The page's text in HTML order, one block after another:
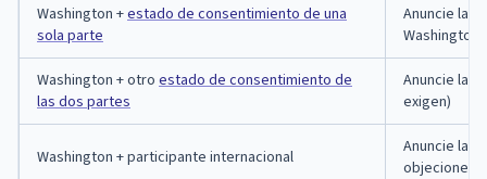
Washington +estado de consentimiento de una
sola parte
Anuncie la
Washington)
Washington + otro estado de consentimiento de
las dos partes
Anuncie la
exigen)
Washington + participante internacional
Anuncie la
objeciones